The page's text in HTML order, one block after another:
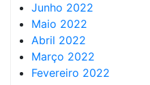
Junho 2022
Maio 2022
Abril 2022
Março 2022
Fevereiro 2022